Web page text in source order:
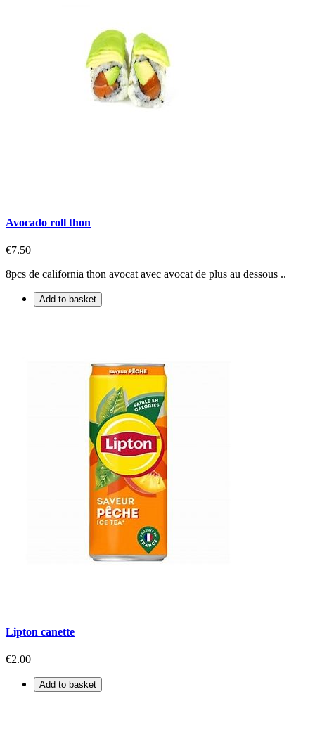
Avocado roll thon
€7.50
8pcs de california thon avocat avec avocat de plus au dessous ..
Add to basket
Lipton canette
€2.00
Add to basket